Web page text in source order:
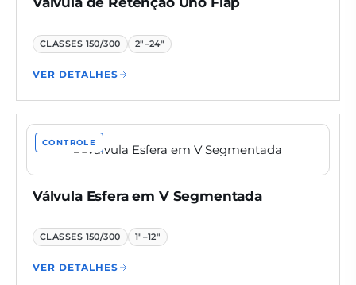
CLASSES 150/300 2"–24"
VER DETALHES
CONTROLE
Válvula Esfera em V Segmentada
CLASSES 150/300 1"–12"
VER DETALHES